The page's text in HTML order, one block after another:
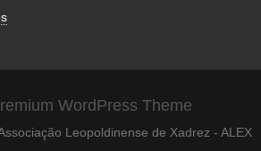
WordPress Theme
Leopoldinense de Xadrez - ALEX